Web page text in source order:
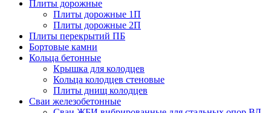
Плиты дорожные
Плиты дорожные 1П
Плиты дорожные 2П
Плиты перекрытий ПБ
Бортовые камни
Кольца бетонные
Крышка для колодцев
Кольца колодцев стеновые
Плиты днищ колодцев
Сваи железобетонные